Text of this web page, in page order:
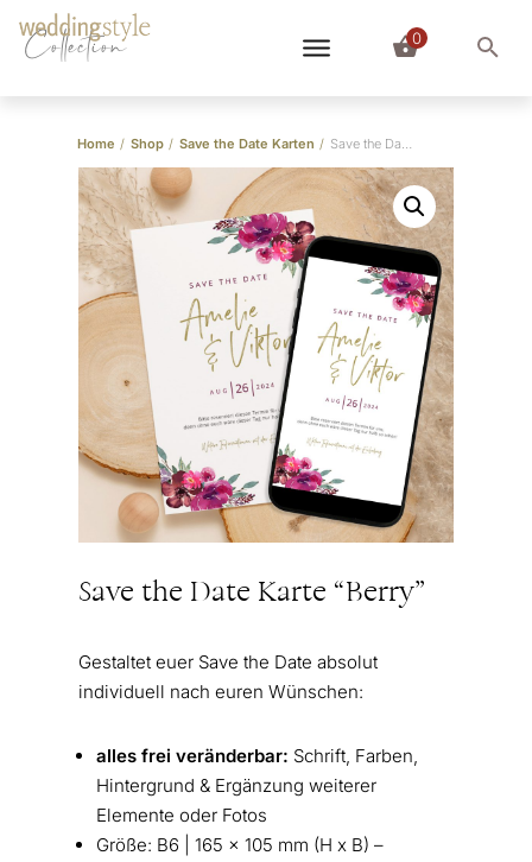
Collection 0
Home / Shop / Save the Date Karten / Save the Date Karte “Berry”
Save the Date Karte “Berry”
Gestaltet euer Save the Date absolut
individuell nach euren Wünschen:
alles frei veränderbar: Schrift, Farben,
Hintergrund & Ergänzung weiterer
Elemente oder Fotos
Größe: B6 | 165 x 105 mm (H x B) –